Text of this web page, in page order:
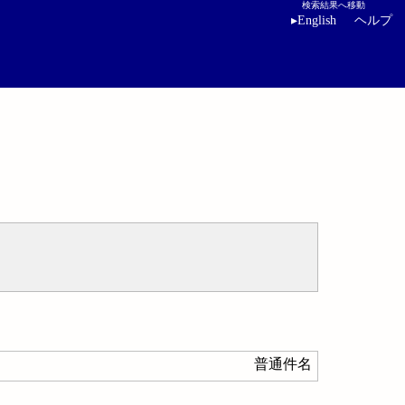
検索結果へ移動
▸English ヘルプ
普通件名